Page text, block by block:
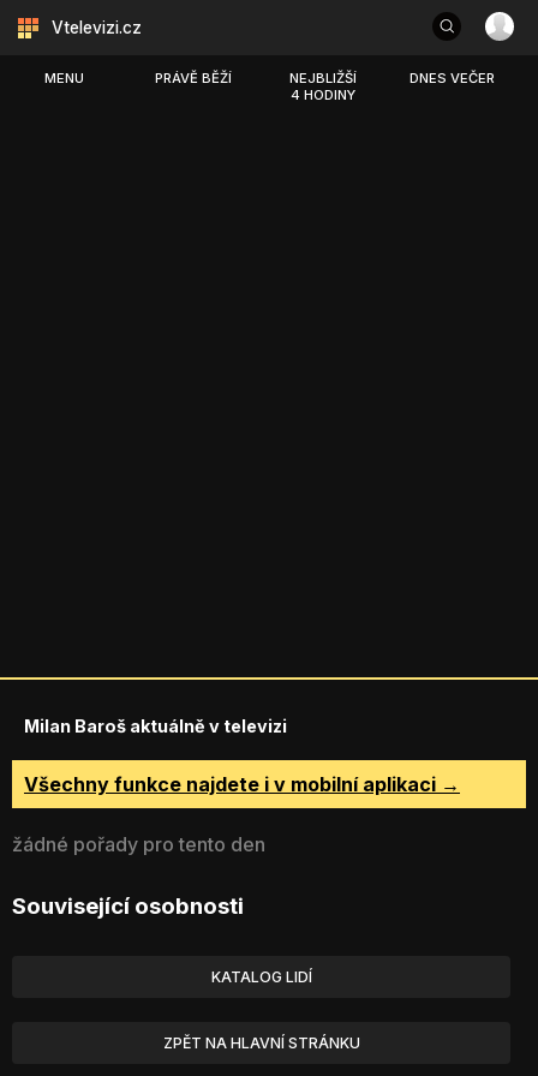
Vtelevizi.cz
MENU PRÁVĚ BĚŽÍ
NEJBLIŽŠÍ
4 HODINY
DNES VEČER
Milan Baroš aktuálně v televizi
Všechny funkce najdete i v mobilní aplikaci →
žádné pořady pro tento den
Související osobnosti
KATALOG LIDÍ
ZPĚT NA HLAVNÍ STRÁNKU